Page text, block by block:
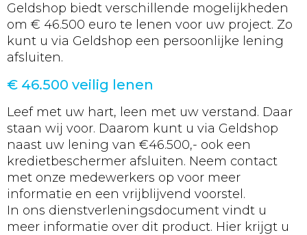
Geldshop biedt verschillende mogelijkheden
om € 46.500 euro te lenen voor uw project. Zo
kunt u via Geldshop een persoonlijke lening
afsluiten.
€ 46.500 veilig lenen
Leef met uw hart, leen met uw verstand. Daar
staan wij voor. Daarom kunt u via Geldshop
naast uw lening van €46.500,- ook een
kredietbeschermer afsluiten. Neem contact
met onze medewerkers op voor meer
informatie en een vrijblijvend voorstel.
In ons dienstverleningsdocument vindt u
meer informatie over dit product. Hier krijgt u